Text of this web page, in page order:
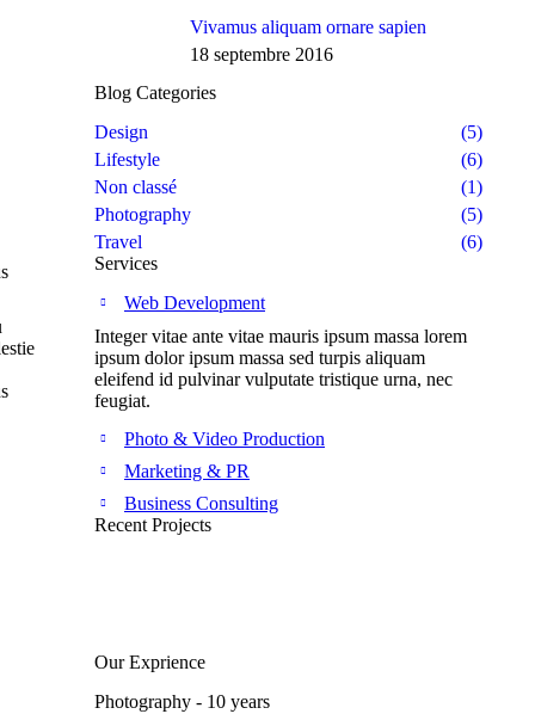
Vivamus aliquam ornare sapien
18 septembre 2016
Blog Categories
Design
(5)
Lifestyle
(6)
Non classé
(1)
Photography
(5)
Travel
(6)
Services
Web Development
Integer vitae ante vitae mauris ipsum massa lorem
ipsum dolor ipsum massa sed turpis aliquam
eleifend id pulvinar vulputate tristique urna, nec
feugiat.
Photo & Video Production
Marketing & PR
Business Consulting
Recent Projects
Our Exprience
Photography - 10 years